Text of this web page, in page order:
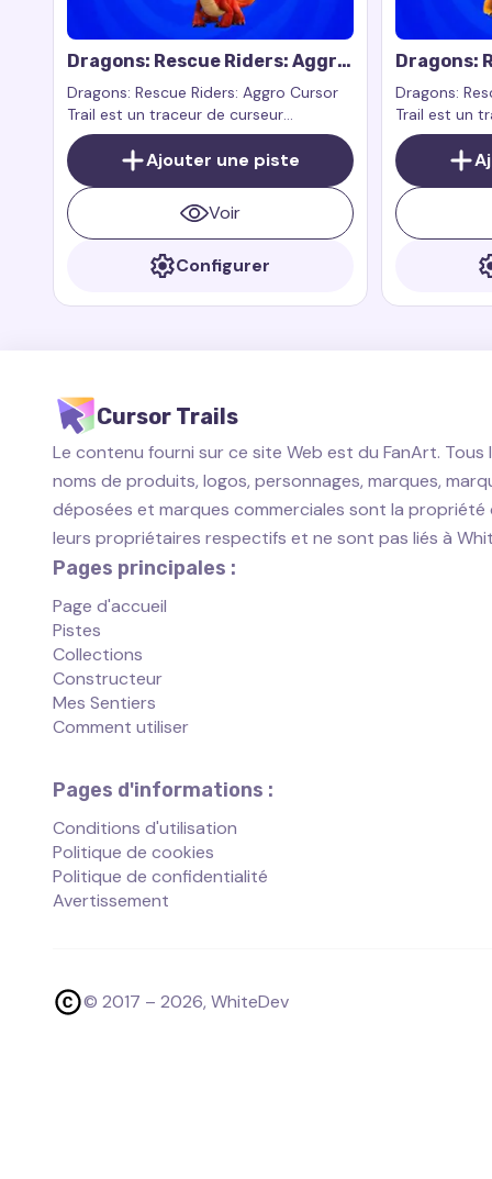
Dragons: Rescue Riders: Aggro
Cursor Trail
Dragons: Rescue Riders: Aggro Cursor
Trail est un traceur de curseur
personnalisé inspiré par Aggro de
l'émission Dragons: Rescue Riders.
Aggro est un dragon fort et grand qui
est toujours prêt à protéger ses amis.
Ajouter une piste
Voir
Configurer
Dragons:
Zeppla
Dragons:
Trail est un
Zeppla de
Riders.
rapide et
prêt à aider
Cursor Trails
Le contenu fourni sur ce site Web est du FanArt. Tous
noms de produits, logos, personnages, marques,
déposées et marques commerciales sont la propriété
leurs propriétaires respectifs et ne sont pas liés à
Pages principales :
Page d'accueil
Pistes
Collections
Constructeur
Mes Sentiers
Comment utiliser
Pages d'informations :
Conditions d'utilisation
Politique de cookies
Politique de confidentialité
Avertissement
© 2017 – 2026, WhiteDev